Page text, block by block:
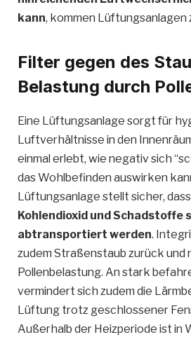
kann, kommen Lüftungsanlagen
Filter gegen des
Belastung durch
Eine Lüftungsanlage sorgt für
Luftverhältnisse in den
einmal erlebt, wie negativ sich
das Wohlbefinden auswirken
Lüftungsanlage stellt sicher, dass
Kohlendioxid und Schadstoffe
abtransportiert werden.
zudem Straßenstaub zurück und
Pollenbelastung. An stark
vermindert sich zudem die
Lüftung trotz geschlossener
Außerhalb der Heizperiode ist in